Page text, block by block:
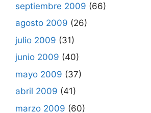
septiembre 2009 (66)
agosto 2009 (26)
julio 2009 (31)
junio 2009 (40)
mayo 2009 (37)
abril 2009 (41)
marzo 2009 (60)